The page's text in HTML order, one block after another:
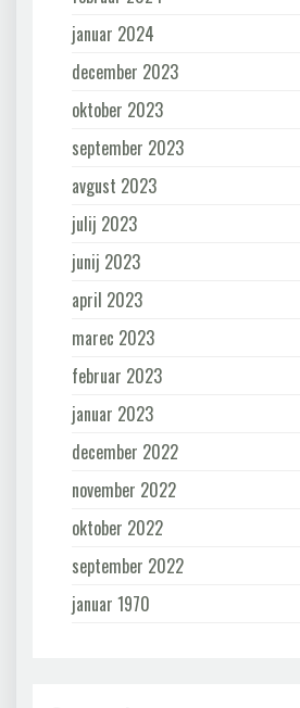
januar 2024
december 2023
oktober 2023
september 2023
avgust 2023
julij 2023
junij 2023
april 2023
marec 2023
februar 2023
januar 2023
december 2022
november 2022
oktober 2022
september 2022
januar 1970